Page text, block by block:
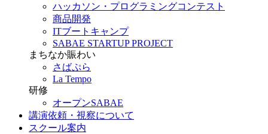
ハッカソン・プログラミングコンテスト
商品開発
ITブートキャンプ
SABAE STARTUP PROJECT
まちなか賑わい
さばぷら
La Tempo
研修
オープンSABAE
講演依頼・視察について
スクール案内